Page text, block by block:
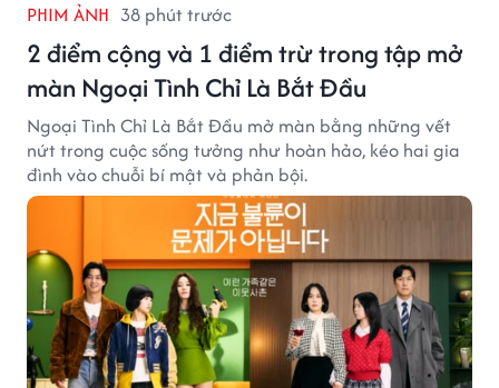
PHIM ẢNH 38 phút trước
2 điểm cộng và 1 điểm trừ trong tập mở
màn Ngoại Tình Chỉ Là Bắt Đầu
Ngoại Tình Chỉ Là Bắt Đầu mở màn bằng những vết
nứt trong cuộc sống tưởng như hoàn hảo, kéo hai gia
đình vào chuỗi bí mật và phản bội.